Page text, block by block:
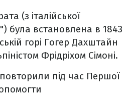
(з італійської
була встановлена ​​в 1843
горі Гогер Дахштайн
Фрідріхом Сімоні.
під час Першої